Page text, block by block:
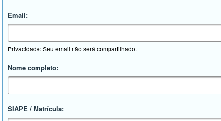
Email:
Privacidade: Seu email não será compartilhado.
Nome completo:
SIAPE / Matrícula: